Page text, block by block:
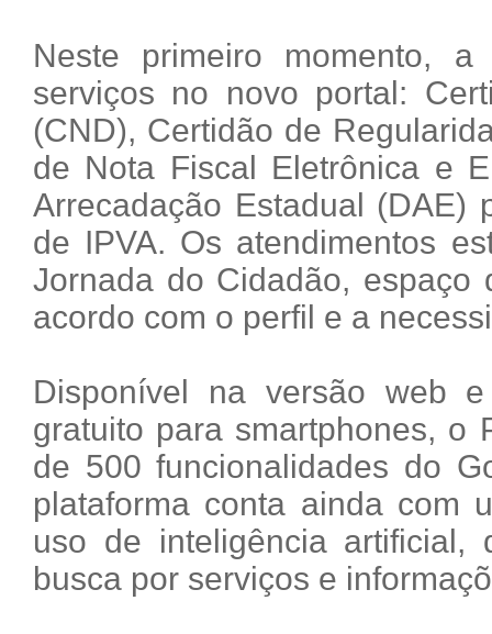
Neste primeiro momento, a
serviços no novo portal:
(CND), Certidão de
de Nota Fiscal Eletrônica e
Arrecadação Estadual (DAE)
de IPVA. Os atendimentos
Jornada do Cidadão, espaço
acordo com o perfil e a
Disponível na versão web
gratuito para smartphones, o
de 500 funcionalidades do
plataforma conta ainda com
uso de inteligência
busca por serviços e